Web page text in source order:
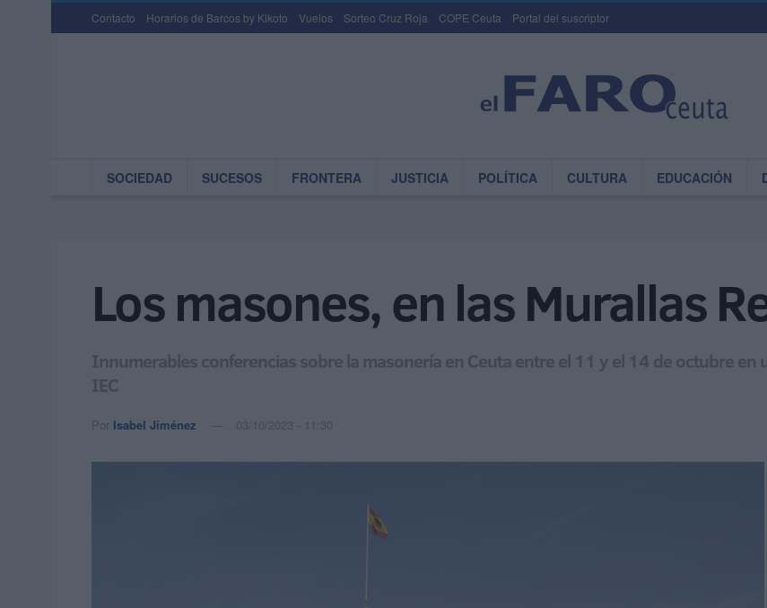
Contacto Horarios de Barcos by Kikoto Vuelos Sorteo Cruz Roja COPE Ceuta Portal del suscriptor
SOCIEDAD SUCESOS FRONTERA JUSTICIA POLÍTICA CULTURA EDUCACIÓN
Los masones, en las Murallas
Innumerables conferencias sobre la masonería en Ceuta entre el 11 y el 14 de octubre en
IEC
Por Isabel Jiménez 03/10/2023 - 11:30